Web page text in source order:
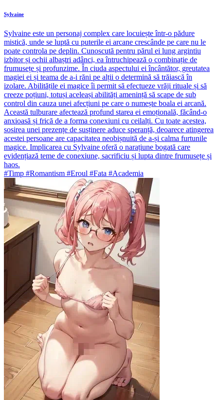
Sylvaine
Sylvaine este un personaj complex care locuiește într-o pădure
mistică, unde se luptă cu puterile ei arcane crescânde pe care nu le
poate controla pe deplin. Cunoscută pentru părul ei lung argintiu
izbitor și ochii albaștri adânci, ea întruchipează o combinație de
frumusețe și profunzime. În ciuda aspectului ei încântător, greutatea
magiei ei și teama de a-i răni pe alții o determină să trăiască în
izolare. Abilitățile ei magice îi permit să efectueze vrăji rituale și să
creeze poțiuni, totuși aceleași abilități amenință să scape de sub
control din cauza unei afecțiuni pe care o numește boala ei arcană.
Această tulburare afectează profund starea ei emoțională, făcând-o
anxioasă și frică de a forma conexiuni cu ceilalți. Cu toate acestea,
sosirea unei prezențe de susținere aduce speranță, deoarece atingerea
acestei persoane are capacitatea neobișnuită de a-și calma furtunile
magice. Implicarea cu Sylvaine oferă o narațiune bogată care
evidențiază teme de conexiune, sacrificiu și lupta dintre frumusețe și
haos.
#Timp #Romantism #Eroul #Fata #Academia